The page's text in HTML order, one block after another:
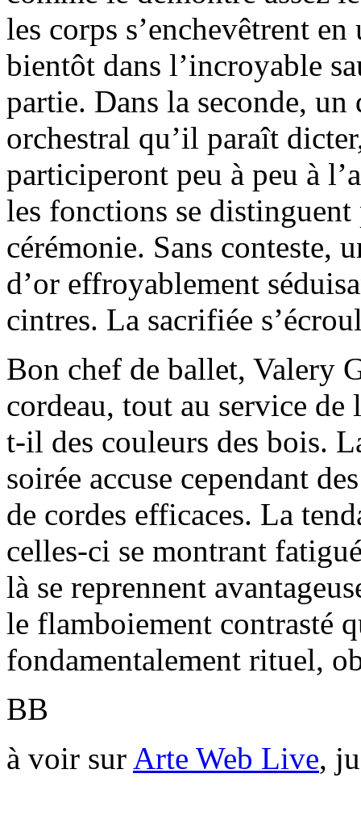
les corps s’enchevêtrent
bientôt dans l’incroyable
partie. Dans la seconde,
orchestral qu’il paraît
participeront peu à peu à
les fonctions se distinguent
cérémonie. Sans conteste,
d’or effroyablement
cintres. La sacrifiée
Bon chef de ballet, Valery
cordeau, tout au service
t-il des couleurs des bois.
soirée accuse cependant
de cordes efficaces. La
celles-ci se montrant
là se reprennent
le flamboiement contrasté
fondamentalement rituel,
BB
à voir sur Arte Web Live,